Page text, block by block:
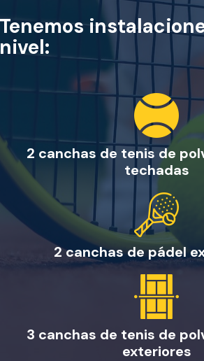
Tenemos
nivel:
2 canchas de tenis de
techadas
2 canchas de pádel
3 canchas de tenis de
exteriores